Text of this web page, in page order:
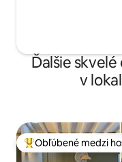
Ďalšie
v
Najobľúbenejšie
Obľúbené medzi